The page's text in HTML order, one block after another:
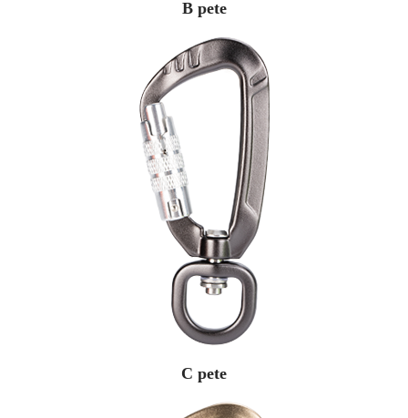
B pete
C pete